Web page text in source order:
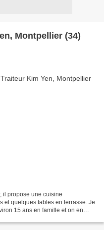
Montpellier (34)
il propose une cuisine
et quelques tables en terrasse. Je
15 ans en famille et on en